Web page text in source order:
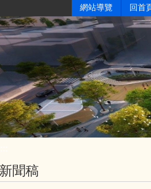
網站導覽 回首
新聞稿